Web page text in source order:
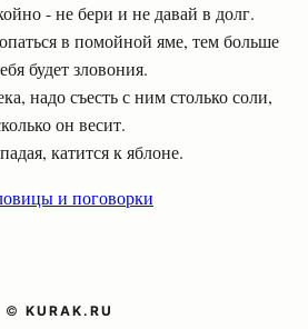
- не бери и не давай в долг.
в помойной яме, тем больше
будет зловония.
надо съесть с ним столько соли,
он весит.
катится к яблоне.
и поговорки
© KURAK.RU